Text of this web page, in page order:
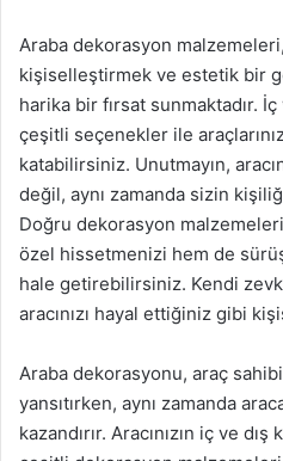
Araba dekorasyon malzemeleri,
kişiselleştirmek ve estetik bir
harika bir fırsat sunmaktadır. İç
çeşitli seçenekler ile
katabilirsiniz. Unutmayın,
değil, aynı zamanda sizin
Doğru dekorasyon
özel hissetmenizi hem de
hale getirebilirsiniz. Kendi
aracınızı hayal ettiğiniz gibi
Araba dekorasyonu, araç
yansıtırken, aynı zamanda
kazandırır. Aracınızın iç ve